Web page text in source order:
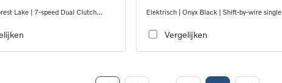
Lake | 7-speed Dual Clutch
Elektrisch | Onyx Black | Shift-by-wire single
Vergelijken